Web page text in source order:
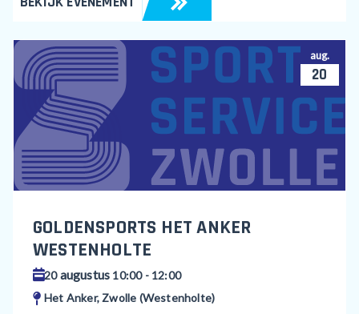
aug.
20
GOLDENSPORTS HET ANKER
WESTENHOLTE
20augustus 10:00 - 12:00
Het Anker, Zwolle (Westenholte)